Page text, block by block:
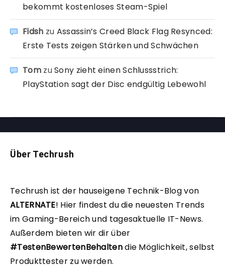
bekommt kostenloses Steam-Spiel
Fidsh zu Assassin’s Creed Black Flag Resynced:
Erste Tests zeigen Stärken und Schwächen
TomzuSony zieht einen Schlussstrich:
PlayStation sagt der Disc endgültig Lebewohl
Über Techrush
Techrush ist der hauseigene Technik-Blog von
ALTERNATE! Hier findest du die neuesten Trends
im Gaming-Bereich und tagesaktuelle IT-News.
Außerdem bieten wir dir über
#TestenBewertenBehaltendie Möglichkeit, selbst
Produkttester zu werden.